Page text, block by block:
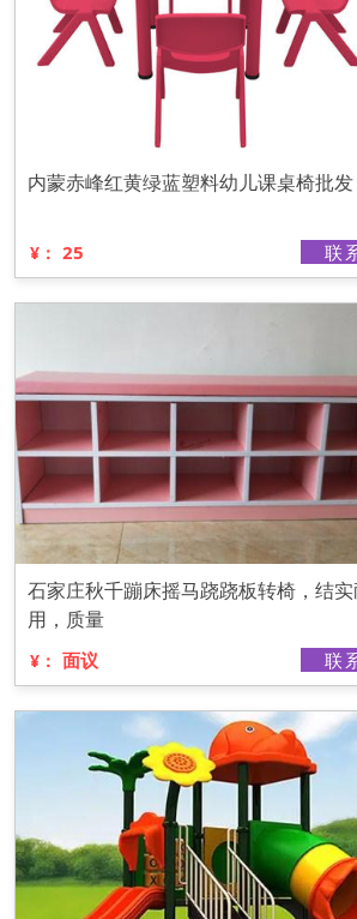
内蒙赤峰红黄绿蓝塑料幼儿课桌椅批发
¥： 25 联
石家庄秋千蹦床摇马跷跷板转椅，结
用，质量
¥： 面议 联